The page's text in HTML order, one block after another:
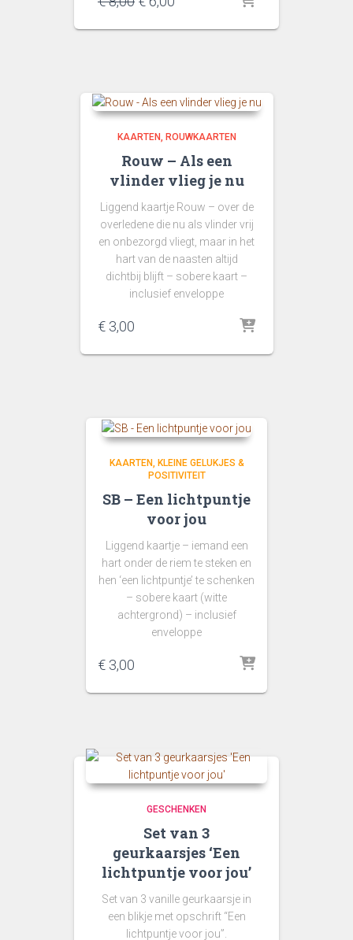
was: is:
KAARTEN ROUWKAARTEN
Rouw – Als een
vlinder vlieg je nu
Liggend kaartje Rouw – over de
overledene die nu als vlinder vrij
en onbezorgd vliegt, maar in het
hart van de naasten altijd
dichtbij blijft – sobere kaart –
inclusief enveloppe
€ 3,00
KAARTEN KLEINE GELUKJES &
POSITIVITEIT
SB – Een lichtpuntje
voor jou
Liggend kaartje – iemand een
hart onder de riem te steken en
hen ‘een lichtpuntje’ te schenken
– sobere kaart (witte
achtergrond) – inclusief
enveloppe
€ 3,00
GESCHENKEN
Set van 3
geurkaarsjes ‘Een
lichtpuntje voor jou’
Set van 3 vanille geurkaarsje in
een blikje met opschrift “Een
lichtpuntje voor jou”.